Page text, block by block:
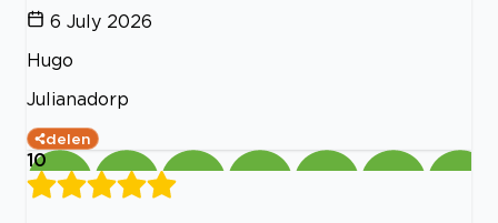
6 July 2026
Hugo
Julianadorp
delen
10